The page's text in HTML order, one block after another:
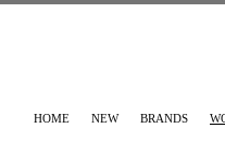
HOME NEW BRANDS